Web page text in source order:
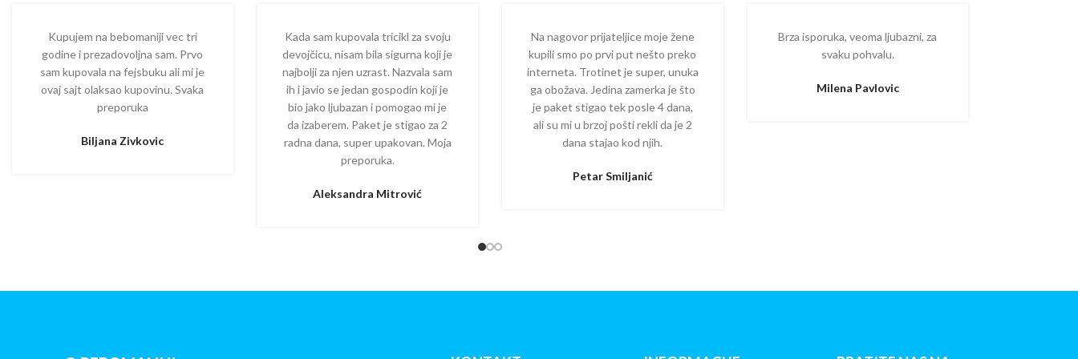
Kupujem na bebomaniji vec tri
godine i prezadovoljna sam. Prvo
sam kupovala na fejsbuku ali mi je
ovaj sajt olaksao kupovinu. Svaka
preporuka
Biljana Zivkovic
Kada sam kupovala tricikl za svoju
devojčicu, nisam bila sigurna koji je
najbolji za njen uzrast. Nazvala sam
ih i javio se jedan gospodin koji je
bio jako ljubazan i pomogao mi je
da izaberem. Paket je stigao za 2
radna dana, super upakovan. Moja
preporuka.
Aleksandra Mitrović
Na nagovor prijateljice moje žene
kupili smo po prvi put nešto preko
interneta. Trotinet je super, unuka
ga obožava. Jedina zamerka je što
je paket stigao tek posle 4 dana,
ali su mi u brzoj pošti rekli da je 2
dana stajao kod njih.
Petar Smiljanić
Brza isporuka, veoma ljubazni, za
svaku pohvalu.
Milena Pavlovic